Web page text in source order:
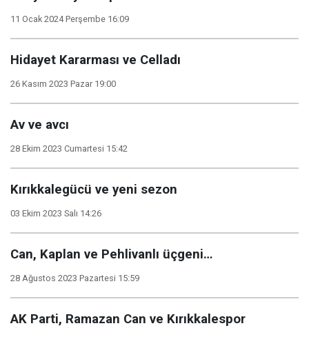
11 Ocak 2024 Perşembe 16:09
Hidayet Kararması ve Celladı
26 Kasım 2023 Pazar 19:00
Av ve avcı
28 Ekim 2023 Cumartesi 15:42
Kırıkkalegücü ve yeni sezon
03 Ekim 2023 Salı 14:26
Can, Kaplan ve Pehlivanlı üçgeni…
28 Ağustos 2023 Pazartesi 15:59
AK Parti, Ramazan Can ve Kırıkkalespor